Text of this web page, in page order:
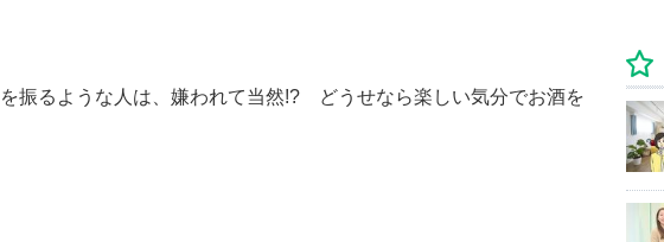
振るような人は、嫌われて当然!? どうせなら楽しい気分でお酒を